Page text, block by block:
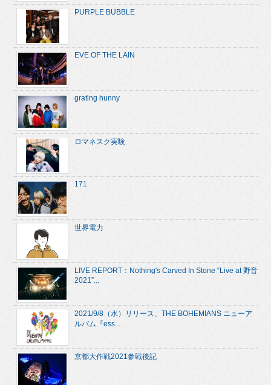
PURPLE BUBBLE
EVE OF THE LAIN
grating hunny
ロマネスク実験
171
世界電力
LIVE REPORT：Nothing's Carved In Stone “Live at 野音
2021”...
2021/9/8（水）リリース、THE BOHEMIANS ニューア
ルバム『ess...
京都大作戦2021参戦後記